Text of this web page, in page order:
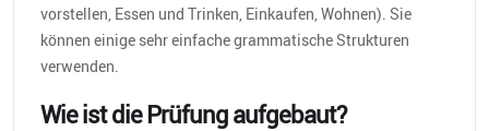
vorstellen, Essen und Trinken, Einkaufen, Wohnen). Sie
können einige sehr einfache grammatische Strukturen
verwenden.
Wie ist die Prüfung aufgebaut?